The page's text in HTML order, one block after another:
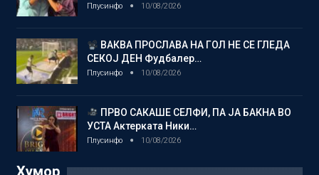
Плусинфо 10/08/2026
ВАКВА ПРОСЛАВА НА ГОЛ НЕ СЕ ГЛЕДА
СЕКОЈ ДЕН Фудбалер…
Плусинфо 10/08/2026
ПРВО САКАШЕ СЕЛФИ, ПА ЈА БАКНА ВО
УСТА Актерката Ники…
Плусинфо 10/08/2026